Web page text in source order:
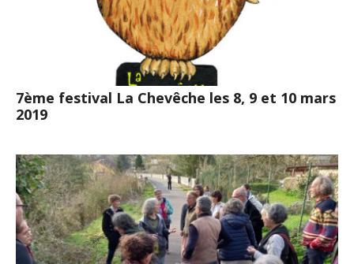
7ème festival La Chevêche les 8, 9 et 10 mars
2019